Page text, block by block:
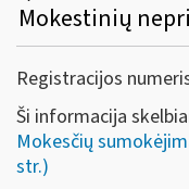
Registracijos
Ši informacija
Mokesčių
str.)